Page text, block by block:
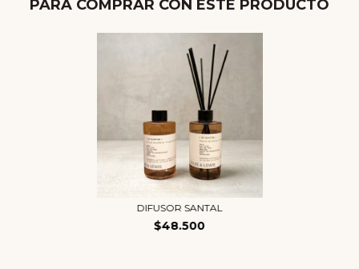
PARA COMPRAR CON ESTE PRODUCTO
DIFUSOR SANTAL
$48.500